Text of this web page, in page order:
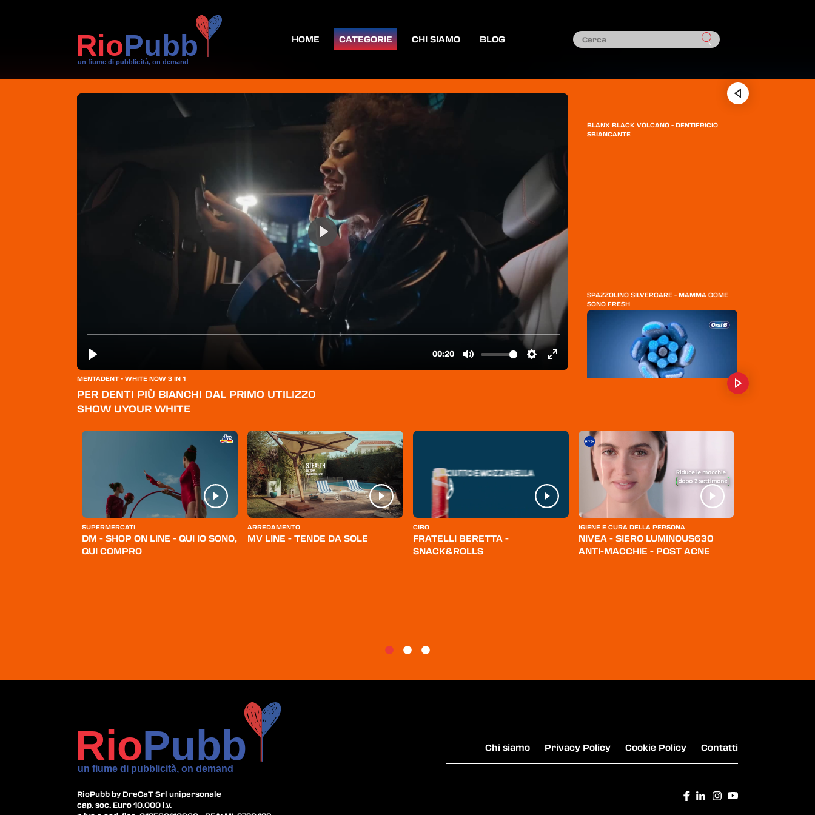
HOME CATEGORIE CHI SIAMO BLOG
MENTADENT - WHITE NOW 3 IN 1
PER DENTI PIÙ BIANCHI DAL PRIMO UTILIZZO
SHOW UYOUR WHITE
BLANX BLACK VOLCANO - DENTIFRICIO
SBIANCANTE
SPAZZOLINO SILVERCARE - MAMMA COME
SONO FRESH
MENTADENT - PROFESSIONAL PROTECT +
SUPERMERCATI
DM - SHOP ON LINE - QUI IO SONO,
QUI COMPRO
ARREDAMENTO
MV LINE - TENDE DA SOLE
CIBO
FRATELLI BERETTA -
SNACK&ROLLS
IGIENE E CURA DELLA PERSONA
NIVEA - SIERO LUMINOUS630
ANTI-MACCHIE - POST ACNE
Chi siamo Privacy Policy Cookie Policy Contatti
RioPubb by DreCaT Srl unipersonale
cap. soc. Euro 10.000 i.v.